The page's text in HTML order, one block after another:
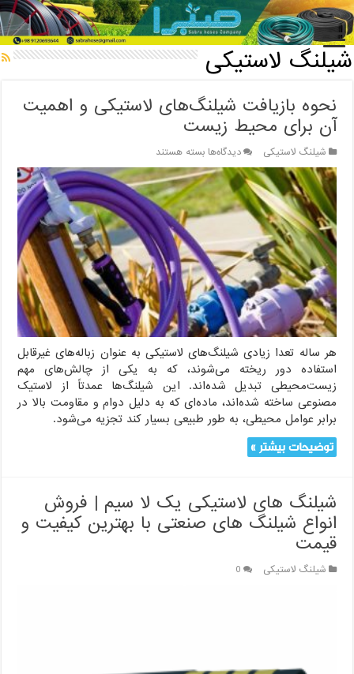
خانه / شیلنگ لاستیکی
شیلنگ لاستیکی
نحوه بازیافت شیلنگ‌های لاستیکی و اهمیت
آن برای محیط زیست
شیلنگ لاستیکی دیدگاه‌هابرای
نحوه
بازیافت
شیلنگ‌های
لاستیکی
و
اهمیت
آن
برای
محیط
زیست
بسته هستند
هر ساله تعدا زیادی شیلنگ‌های لاستیکی به عنوان زباله‌های غیرقابل
استفاده دور ریخته می‌شوند، که به یکی از چالش‌های مهم
زیست‌محیطی تبدیل شده‌اند. این شیلنگ‌ها عمدتاً از لاستیک
مصنوعی ساخته شده‌اند، ماده‌ای که به دلیل دوام و مقاومت بالا در
برابر عوامل محیطی، به طور طبیعی بسیار کند تجزیه می‌شود.
توضیحات بیشتر »
شیلنگ های لاستیکی یک لا سیم | فروش
انواع شیلنگ های صنعتی با بهترین کیفیت و
قیمت
شیلنگ لاستیکی 0